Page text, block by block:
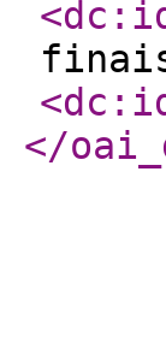
</